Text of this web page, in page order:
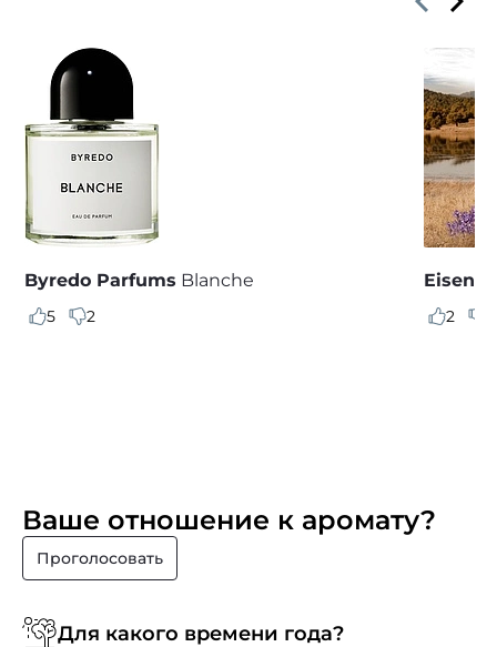
Byredo Parfums Blanche
5 2 2
Ваше отношение к аромату?
Проголосовать
Для какого времени года?